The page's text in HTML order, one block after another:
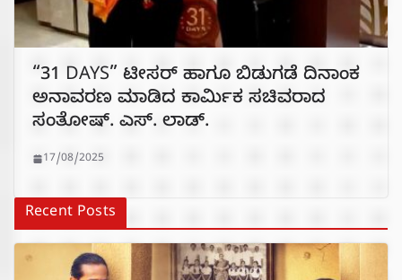
“31 DAYS” ಟೀಸರ್ ಹಾಗೂ ಬಿಡುಗಡೆ ದಿನಾಂಕ
ಅನಾವರಣ ಮಾಡಿದ ಕಾರ್ಮಿಕ ಸಚಿವರಾದ
ಸಂತೋಷ್. ಎಸ್. ಲಾಡ್.
17/08/2025
Recent Posts